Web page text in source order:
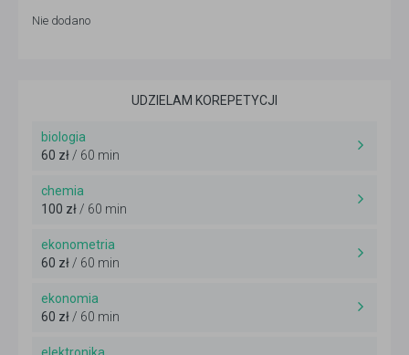
Nie dodano
UDZIELAM KOREPETYCJI
biologia
60 zł / 60 min
chemia
100 zł / 60 min
ekonometria
60 zł / 60 min
ekonomia
60 zł / 60 min